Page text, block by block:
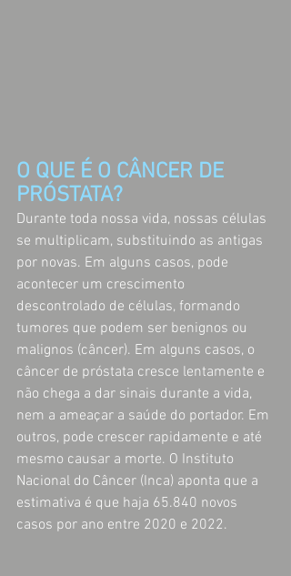
O QUE É O CÂNCER DE
PRÓSTATA?
Durante toda nossa vida, nossas células
se multiplicam, substituindo as antigas
por novas. Em alguns casos, pode
acontecer um crescimento
descontrolado de células, formando
tumores que podem ser benignos ou
malignos (câncer). Em alguns casos, o
câncer de próstata cresce lentamente e
não chega a dar sinais durante a vida,
nem a ameaçar a saúde do portador. Em
outros, pode crescer rapidamente e até
mesmo causar a morte. O Instituto
Nacional do Câncer (Inca) aponta que a
estimativa é que haja 65.840 novos
casos por ano entre 2020 e 2022.